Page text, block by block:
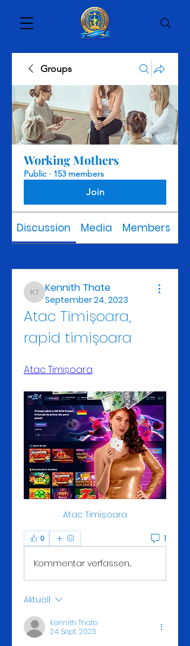
Groups
Working Mothers
Public · 153 members
Join
Discussion Media Members
Kennith Thate
Kennith Thate
September 24, 2023
Atac Timișoara,
rapid timișoara
Atac Timișoara
Atac Timișoara
0 1
Kommentar verfassen...
Aktuell
Kennith Thate
24. Sept. 2023